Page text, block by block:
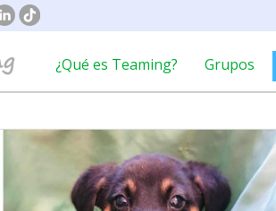
¿Qué es Teaming? Grupos